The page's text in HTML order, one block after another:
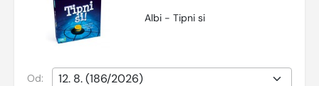
Albi - Tipni si
Od: